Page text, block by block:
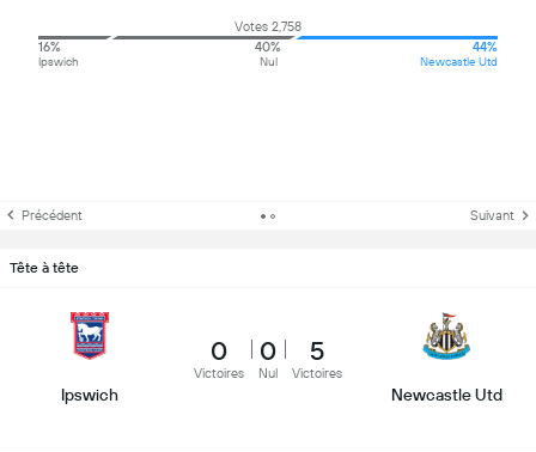
Votes 2,758
16%
Ipswich
40%
Nul
44%
Newcastle Utd
Précédent Suivant
Tête à tête
Ipswich
0
Victoires
0
Nul
5
Victoires
Newcastle Utd